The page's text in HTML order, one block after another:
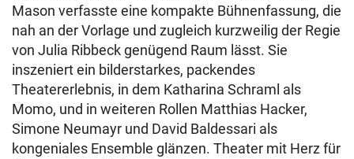
Mason verfasste eine kompakte Bühnenfassung, die
nah an der Vorlage und zugleich kurzweilig der Regie
von Julia Ribbeck genügend Raum lässt. Sie
inszeniert ein bilderstarkes, packendes
Theatererlebnis, in dem Katharina Schraml als
Momo, und in weiteren Rollen Matthias Hacker,
Simone Neumayr und David Baldessari als
kongeniales Ensemble glänzen. Theater mit Herz für